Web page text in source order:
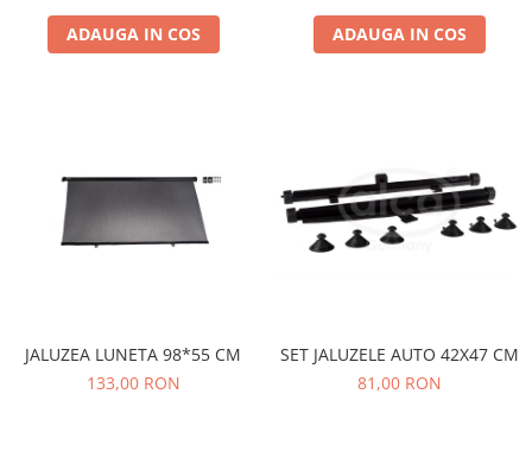
Uleiuri si Lichide Auto
Servodirectie
Antigel
Curatare si Detailing Interior
ADAUGA IN COS ADAUGA IN COS
JALUZEA LUNETA 98*55 CM
133,00 RON
SET JALUZELE AUTO 42X47 CM
81,00 RON